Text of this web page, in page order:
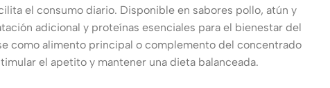
el consumo diario. Disponible en sabores pollo, atún y
adicional y proteínas esenciales para el bienestar del
como alimento principal o complemento del concentrado
el apetito y mantener una dieta balanceada.